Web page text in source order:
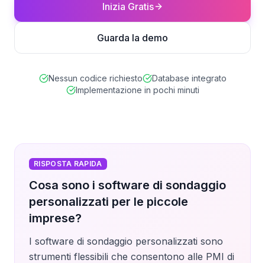
Inizia Gratis
Guarda la demo
Nessun codice richiesto
Database integrato
Implementazione in pochi minuti
RISPOSTA RAPIDA
Cosa sono i software di sondaggio
personalizzati per le piccole
imprese?
I software di sondaggio personalizzati sono
strumenti flessibili che consentono alle PMI di